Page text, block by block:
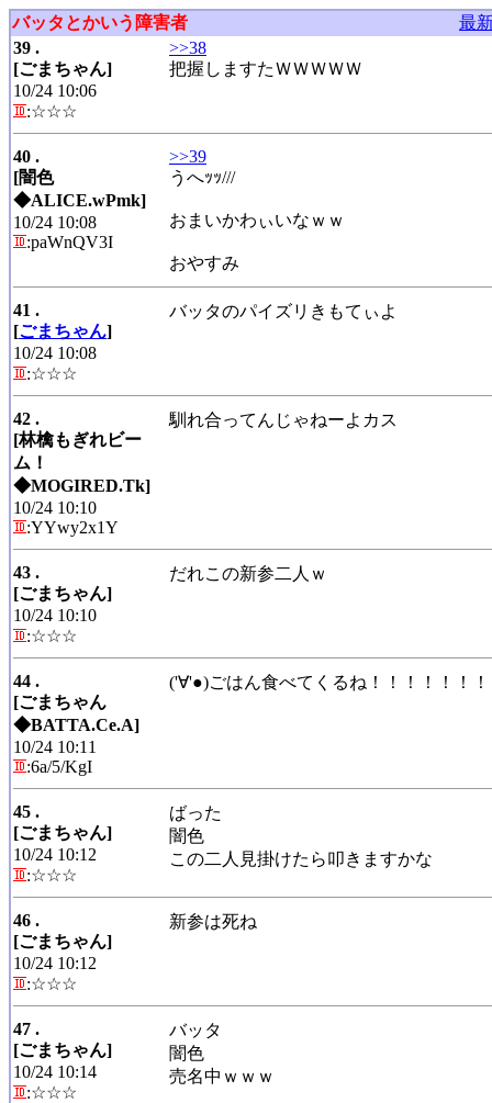
バッタとかいう障害者
最
39 .
[ごまちゃん]
10/24 10:06
:☆☆☆
>>38
把握しますたＷＷＷＷＷ
40 .
[闇色
◆ALICE.wPmk]
10/24 10:08
:paWnQV3I
>>39
うへｯｯ///
おまいかわぃいなｗｗ
おやすみ
41 .
[ごまちゃん]
10/24 10:08
:☆☆☆
バッタのパイズリきもてぃよ
42 .
[林檎もぎれビー
ム！
◆MOGIRED.Tk]
10/24 10:10
:YYwy2x1Y
馴れ合ってんじゃねーよカス
43 .
[ごまちゃん]
10/24 10:10
:☆☆☆
だれこの新参二人ｗ
44 .
[ごまちゃん
◆BATTA.Ce.A]
10/24 10:11
:6a/5/KgI
('∀'●)ごはん食べてくるね！！！！！！
45 .
[ごまちゃん]
10/24 10:12
:☆☆☆
ばった
闇色
この二人見掛けたら叩きますかな
46 .
[ごまちゃん]
10/24 10:12
:☆☆☆
新参は死ね
47 .
[ごまちゃん]
10/24 10:14
:☆☆☆
バッタ
闇色
売名中ｗｗｗ